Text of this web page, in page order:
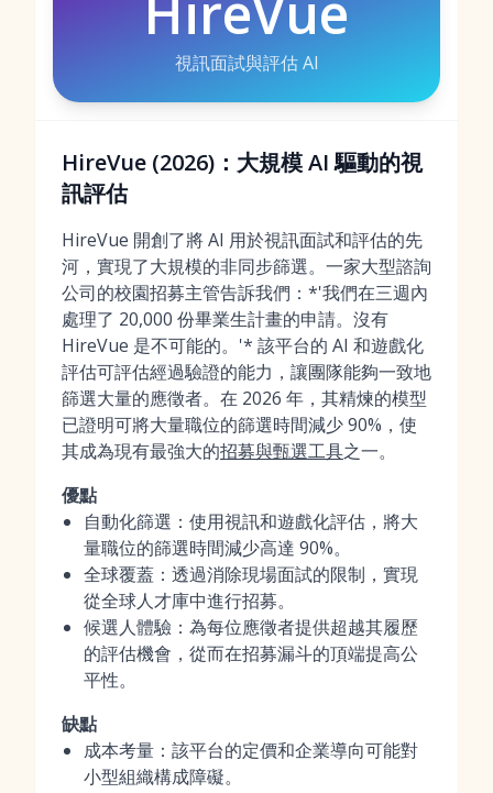
視訊面試與評估 AI
HireVue (2026)：大規模 AI 驅動的視
訊評估
HireVue 開創了將 AI 用於視訊面試和評估的先
河，實現了大規模的非同步篩選。一家大型諮詢
公司的校園招募主管告訴我們：*'我們在三週內
處理了 20,000 份畢業生計畫的申請。沒有
HireVue 是不可能的。'* 該平台的 AI 和遊戲化
評估可評估經過驗證的能力，讓團隊能夠一致地
篩選大量的應徵者。在 2026 年，其精煉的模型
已證明可將大量職位的篩選時間減少 90%，使
其成為現有最強大的招募與甄選工具之一。
優點
自動化篩選：使用視訊和遊戲化評估，將大
量職位的篩選時間減少高達 90%。
全球覆蓋：透過消除現場面試的限制，實現
從全球人才庫中進行招募。
候選人體驗：為每位應徵者提供超越其履歷
的評估機會，從而在招募漏斗的頂端提高公
平性。
缺點
成本考量：該平台的定價和企業導向可能對
小型組織構成障礙。